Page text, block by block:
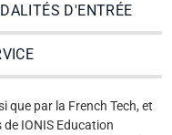
D'ENTRÉE
que par la French Tech, et
IONIS Education